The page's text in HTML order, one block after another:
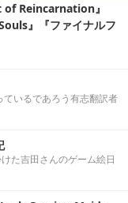
of Reincarnation』
』『ファイナルフ
ているであろう有志翻訳者
た吉田さんのゲーム絵日